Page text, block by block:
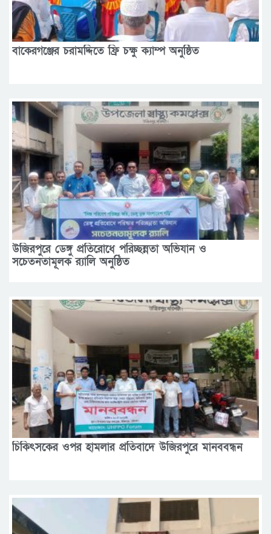
বাকেরগঞ্জের চরামদ্দিতে ফ্রি চক্ষু ক্যাম্প অনুষ্ঠিত
উজিরপুরে ডেঙ্গু প্রতিরোধে পরিচ্ছন্নতা অভিযান ও
সচেতনতামূলক র‍্যালি অনুষ্ঠিত
চিকিৎসকের ওপর হামলার প্রতিবাদে উজিরপুরে মানববন্ধন